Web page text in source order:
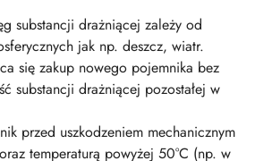
substancji drażniącej zależy od
jak np. deszcz, wiatr.
się zakup nowego pojemnika bez
substancji drażniącej pozostałej w
przed uszkodzeniem mechanicznym
temperaturą powyżej 50°C (np. w